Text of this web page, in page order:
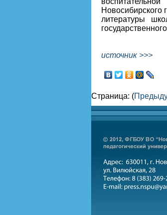
Новосибирского
литературы
источник >>>
Страница: (